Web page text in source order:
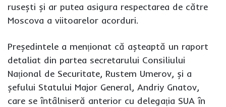
rusești și ar putea asigura respectarea de către
Moscova a viitoarelor acorduri.
Președintele a menționat că așteaptă un raport
detaliat din partea secretarului Consiliului
Național de Securitate, Rustem Umerov, și a
șefului Statului Major General, Andriy Gnatov,
care se întâlniseră anterior cu delegația SUA în